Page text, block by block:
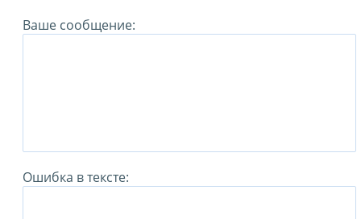
Ваше сообщение:
Ошибка в тексте: